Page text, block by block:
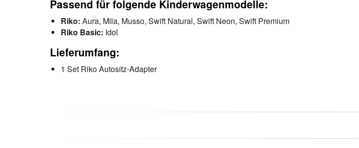
Passend für folgende Kinderwagenmodelle:
Riko: Aura, Mila, Musso, Swift Natural, Swift Neon, Swift Premium
Riko Basic: Idol
Lieferumfang:
1 Set Riko Autositz-Adapter